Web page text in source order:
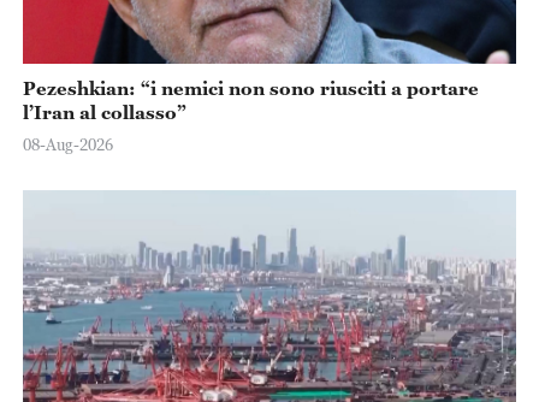
Pezeshkian: “i nemici non sono riusciti a portare
l’Iran al collasso”
08-Aug-2026